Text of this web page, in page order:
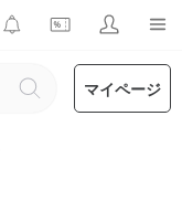
マイページ